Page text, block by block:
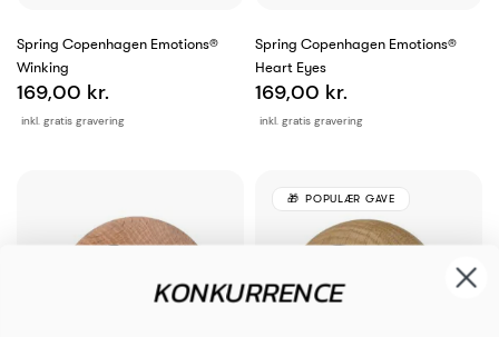
Spring Copenhagen Emotions®
Winking
inkl. gratis gravering
169,00 kr.
Spring Copenhagen Emotions®
Heart Eyes
inkl. gratis gravering
169,00 kr.
POPULÆR GAVE
KONKURRENCE